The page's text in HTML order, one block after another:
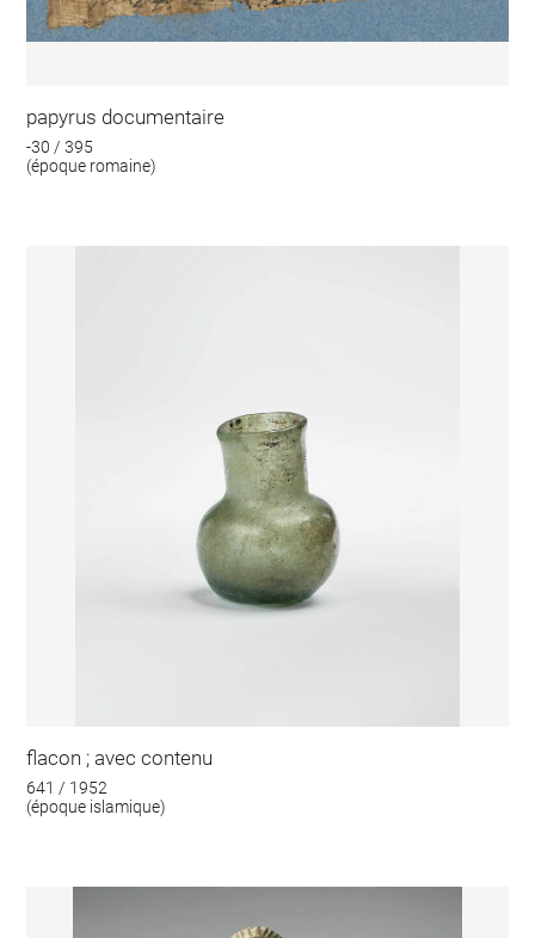
papyrus documentaire
-30 / 395
(époque romaine)
flacon ; avec contenu
641 / 1952
(époque islamique)